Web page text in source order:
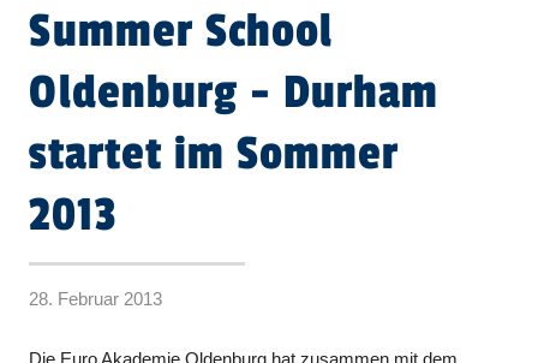
Summer School
Oldenburg - Durham
startet im Sommer
2013
28. Februar 2013
Die Euro Akademie Oldenburg hat zusammen mit dem